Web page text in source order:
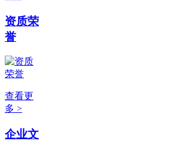
资质荣
誉
查看更
多 >
企业文